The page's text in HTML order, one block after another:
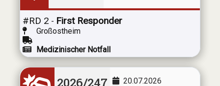
#RD 2 - First Responder
Großostheim
Medizinischer Notfall
2026/247
20.07.2026